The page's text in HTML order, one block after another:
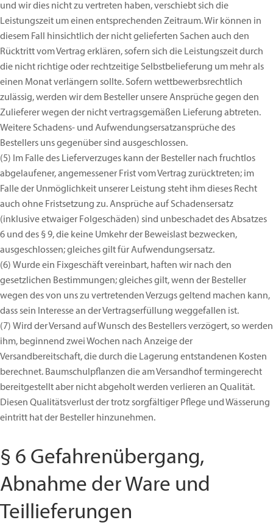
und wir dies nicht zu vertreten haben, verschiebt sich die
Leistungszeit um einen entsprechenden Zeitraum. Wir können in
diesem Fall hinsichtlich der nicht gelieferten Sachen auch den
Rücktritt vom Vertrag erklären, sofern sich die Leistungszeit durch
die nicht richtige oder rechtzeitige Selbstbelieferung um mehr als
einen Monat verlängern sollte. Sofern wettbewerbsrechtlich
zulässig, werden wir dem Besteller unsere Ansprüche gegen den
Zulieferer wegen der nicht vertragsgemäßen Lieferung abtreten.
Weitere Schadens- und Aufwendungsersatzansprüche des
Bestellers uns gegenüber sind ausgeschlossen.
(5) Im Falle des Lieferverzuges kann der Besteller nach fruchtlos
abgelaufener, angemessener Frist vom Vertrag zurücktreten; im
Falle der Unmöglichkeit unserer Leistung steht ihm dieses Recht
auch ohne Fristsetzung zu. Ansprüche auf Schadensersatz
(inklusive etwaiger Folgeschäden) sind unbeschadet des Absatzes
6 und des § 9, die keine Umkehr der Beweislast bezwecken,
ausgeschlossen; gleiches gilt für Aufwendungsersatz.
(6) Wurde ein Fixgeschäft vereinbart, haften wir nach den
gesetzlichen Bestimmungen; gleiches gilt, wenn der Besteller
wegen des von uns zu vertretenden Verzugs geltend machen kann,
dass sein Interesse an der Vertragserfüllung weggefallen ist.
(7) Wird der Versand auf Wunsch des Bestellers verzögert, so werden
ihm, beginnend zwei Wochen nach Anzeige der
Versandbereitschaft, die durch die Lagerung entstandenen Kosten
berechnet. Baumschulpflanzen die am Versandhof termingerecht
bereitgestellt aber nicht abgeholt werden verlieren an Qualität.
Diesen Qualitätsverlust der trotz sorgfältiger Pflege und Wässerung
eintritt hat der Besteller hinzunehmen.
§ 6 Gefahrenübergang,
Abnahme der Ware und
Teillieferungen